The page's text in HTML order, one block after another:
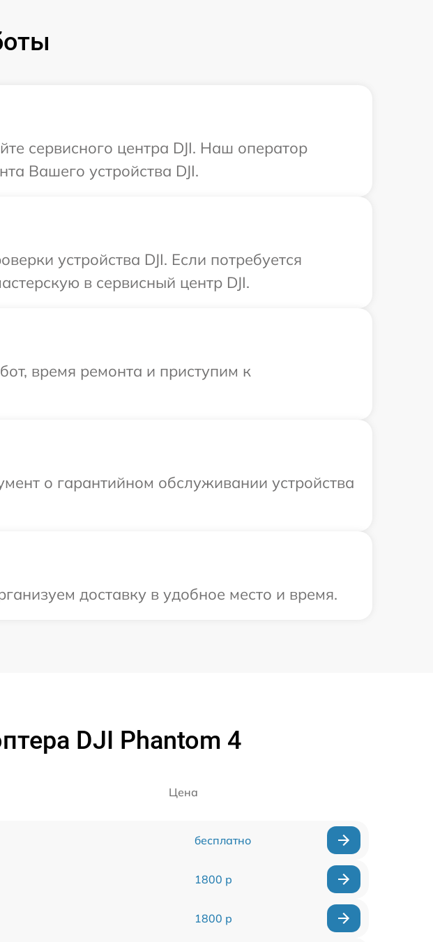
сервисного центра DJI. Наш оператор
Вашего устройства DJI.
устройства DJI. Если потребуется
в сервисный центр DJI.
время ремонта и приступим к
о гарантийном обслуживании устройства
доставку в удобное место и время.
DJI Phantom 4
Цена
бесплатно
1800 р
1800 р